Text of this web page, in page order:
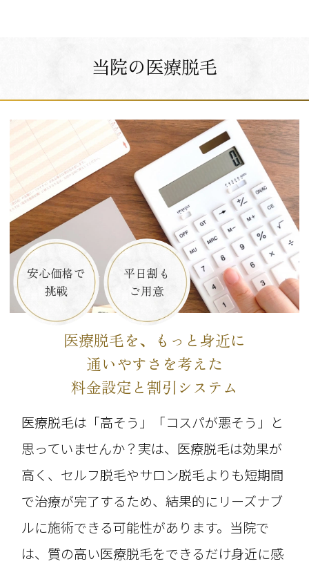
当院の医療脱毛
安心価格で
挑戦
平日割も
ご用意
医療脱毛を、もっと身近に
通いやすさを考えた
料金設定と割引システム
医療脱毛は「高そう」「コスパが悪そう」と
思っていませんか？実は、医療脱毛は効果が
高く、セルフ脱毛やサロン脱毛よりも短期間
で治療が完了するため、結果的にリーズナブ
ルに施術できる可能性があります。当院で
は、質の高い医療脱毛をできるだけ身近に感